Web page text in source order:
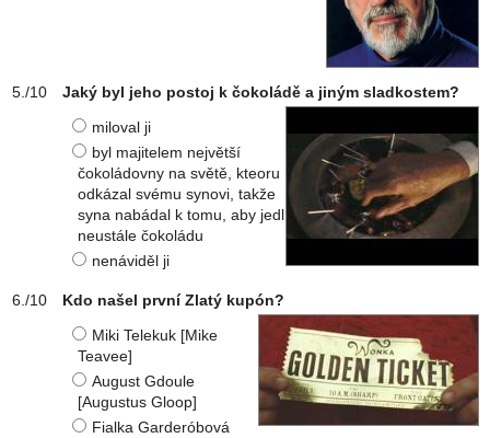
Jaký byl jeho postoj k čokoládě a jiným sladkostem?
miloval ji
byl majitelem největší
čokoládovny na světě, kteoru
odkázal svému synovi, takže
syna nabádal k tomu, aby jedl
neustále čokoládu
nenáviděl ji
Kdo našel první Zlatý kupón?
Miki Telekuk [Mike
Teavee]
August Gdoule
[Augustus Gloop]
Fialka Garderóbová